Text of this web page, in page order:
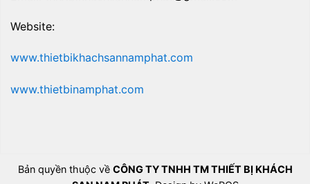
Website:
www.thietbikhachsannamphat.com
www.thietbinamphat.com
Bản quyền thuộc về CÔNG TY TNHH TM THIẾT BỊ KHÁCH